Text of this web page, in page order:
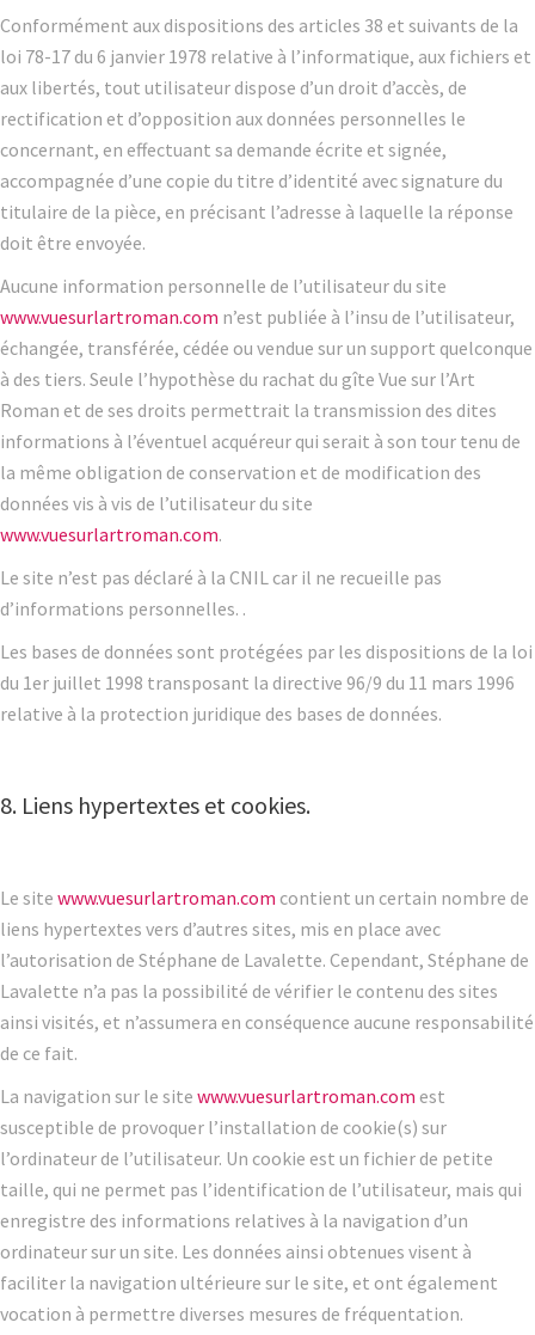
Conformément aux dispositions des articles 38 et suivants de la
loi 78-17 du 6 janvier 1978 relative à l’informatique, aux fichiers et
aux libertés, tout utilisateur dispose d’un droit d’accès, de
rectification et d’opposition aux données personnelles le
concernant, en effectuant sa demande écrite et signée,
accompagnée d’une copie du titre d’identité avec signature du
titulaire de la pièce, en précisant l’adresse à laquelle la réponse
doit être envoyée.
Aucune information personnelle de l’utilisateur du site
www.vuesurlartroman.com n’est publiée à l’insu de l’utilisateur,
échangée, transférée, cédée ou vendue sur un support quelconque
à des tiers. Seule l’hypothèse du rachat du gîte Vue sur l’Art
Roman et de ses droits permettrait la transmission des dites
informations à l’éventuel acquéreur qui serait à son tour tenu de
la même obligation de conservation et de modification des
données vis à vis de l’utilisateur du site
www.vuesurlartroman.com.
Le site n’est pas déclaré à la CNIL car il ne recueille pas
d’informations personnelles. .
Les bases de données sont protégées par les dispositions de la loi
du 1er juillet 1998 transposant la directive 96/9 du 11 mars 1996
relative à la protection juridique des bases de données.
8. Liens hypertextes et cookies.
Le site www.vuesurlartroman.com contient un certain nombre de
liens hypertextes vers d’autres sites, mis en place avec
l’autorisation de Stéphane de Lavalette. Cependant, Stéphane de
Lavalette n’a pas la possibilité de vérifier le contenu des sites
ainsi visités, et n’assumera en conséquence aucune responsabilité
de ce fait.
La navigation sur le site www.vuesurlartroman.com est
susceptible de provoquer l’installation de cookie(s) sur
l’ordinateur de l’utilisateur. Un cookie est un fichier de petite
taille, qui ne permet pas l’identification de l’utilisateur, mais qui
enregistre des informations relatives à la navigation d’un
ordinateur sur un site. Les données ainsi obtenues visent à
faciliter la navigation ultérieure sur le site, et ont également
vocation à permettre diverses mesures de fréquentation.